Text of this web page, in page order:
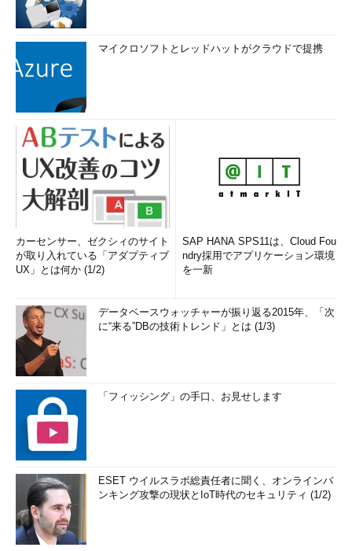
マイクロソフトとレッドハットがクラウドで提携
カーセンサー、ゼクシィのサイト
が取り入れている「アダプティブ
UX」とは何か (1/2)
SAP HANA SPS11は、Cloud Fou
ndry採用でアプリケーション環境
を一新
データベースウォッチャーが振り返る2015年、「次
に“来る”DBの技術トレンド」とは (1/3)
「フィッシング」の手口、お見せします
ESET ウイルスラボ総責任者に聞く、オンラインバ
ンキング攻撃の現状とIoT時代のセキュリティ (1/2)